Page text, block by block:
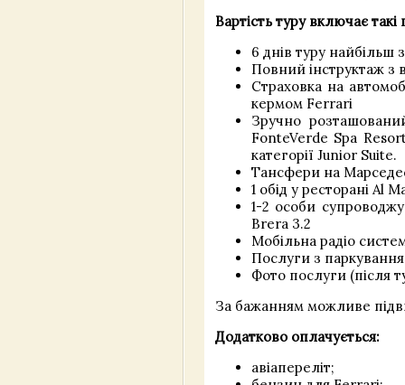
Вартість туру включає такі
6 днів туру
Повний інструктаж з
Страховка на
кермом Ferrari
Зручно
FonteVerde Spa
категорії Junior Suite.
Тансфери на
1 обід у ресторані Al
1-2 особи
Brera 3.2
Мобільна радіо
Послуги з
Фото послуги (після
За бажанням можливе
Додатково оплачується:
авіапереліт;